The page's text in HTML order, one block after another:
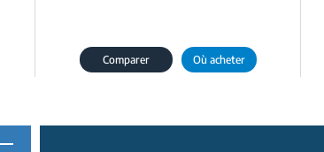
Comparer Où acheter